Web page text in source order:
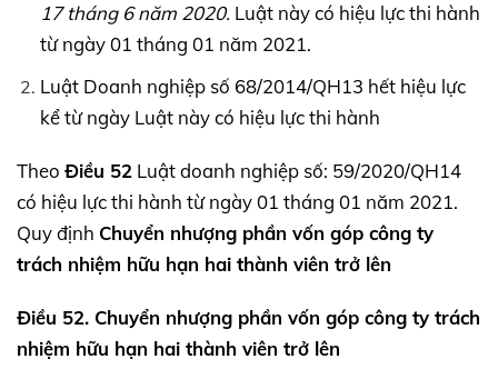
17 tháng 6 năm 2020.Luật này có hiệu lực thi hành
từ ngày 01 tháng 01 năm 2021.
Luật Doanh nghiệp số 68/2014/QH13 hết hiệu lực
kể từ ngày Luật này có hiệu lực thi hành
Theo Điều 52 Luật doanh nghiệp số: 59/2020/QH14
có hiệu lực thi hành từ ngày 01 tháng 01 năm 2021.
Quy định Chuyển nhượng phần vốn góp công ty
trách nhiệm hữu hạn hai thành viên trở lên
Điều 52. Chuyển nhượng phần vốn góp công ty trách
nhiệm hữu hạn hai thành viên trở lên